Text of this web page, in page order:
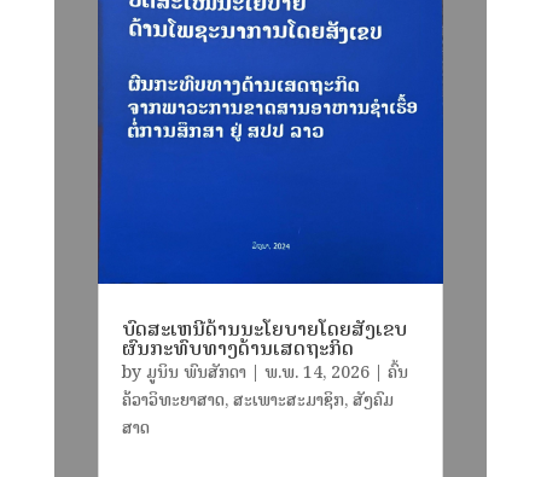
ບົດສະເຫນີດ້ານນະໂຍບາຍໂດຍສັງເຂບ
ຜົນກະທົບທາງດ້ານເສດຖະກິດ
byມູນິນ ພົນສັກດາ | ພ.ພ. 14, 2026| ຄົ້ນ
ຄ້ວາວິທະຍາສາດ,ສະເພາະສະມາຊິກ,ສັງຄົມ
ສາດ